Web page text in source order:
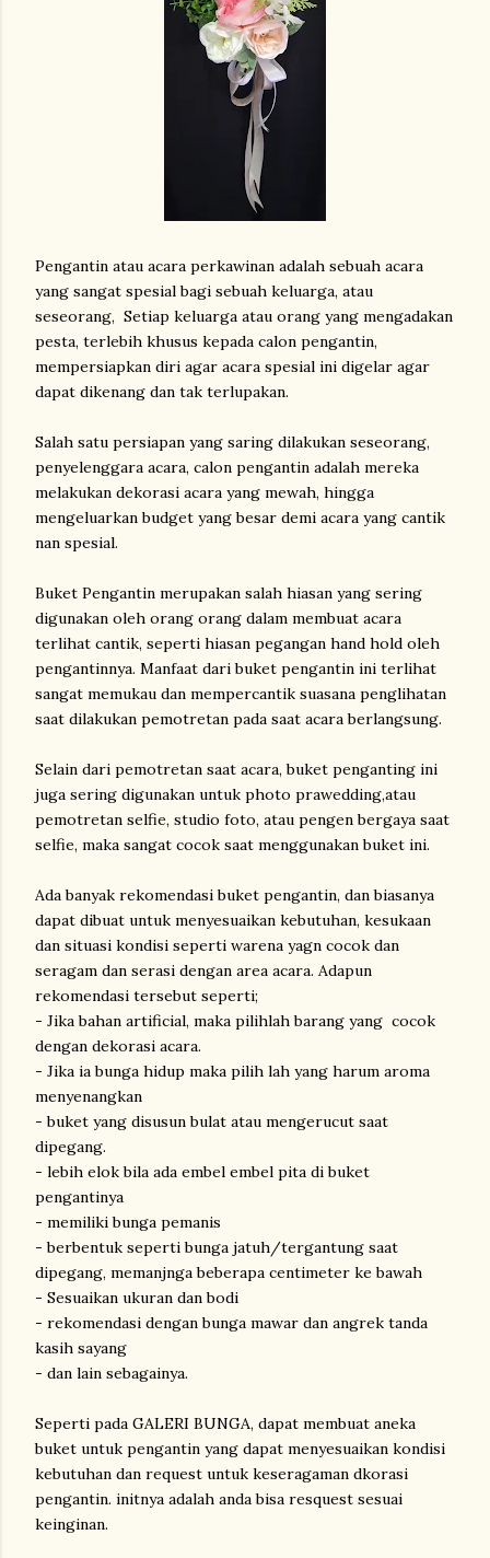
Pengantin atau acara perkawinan adalah sebuah acara
yang sangat spesial bagi sebuah keluarga, atau
seseorang, Setiap keluarga atau orang yang mengadakan
pesta, terlebih khusus kepada calon pengantin,
mempersiapkan diri agar acara spesial ini digelar agar
dapat dikenang dan tak terlupakan.
Salah satu persiapan yang saring dilakukan seseorang,
penyelenggara acara, calon pengantin adalah mereka
melakukan dekorasi acara yang mewah, hingga
mengeluarkan budget yang besar demi acara yang cantik
nan spesial.
Buket Pengantin merupakan salah hiasan yang sering
digunakan oleh orang orang dalam membuat acara
terlihat cantik, seperti hiasan pegangan hand hold oleh
pengantinnya. Manfaat dari buket pengantin ini terlihat
sangat memukau dan mempercantik suasana penglihatan
saat dilakukan pemotretan pada saat acara berlangsung.
Selain dari pemotretan saat acara, buket penganting ini
juga sering digunakan untuk photo prawedding,atau
pemotretan selfie, studio foto, atau pengen bergaya saat
selfie, maka sangat cocok saat menggunakan buket ini.
Ada banyak rekomendasi buket pengantin, dan biasanya
dapat dibuat untuk menyesuaikan kebutuhan, kesukaan
dan situasi kondisi seperti warena yagn cocok dan
seragam dan serasi dengan area acara. Adapun
rekomendasi tersebut seperti;
- Jika bahan artificial, maka pilihlah barang yang cocok
dengan dekorasi acara.
- Jika ia bunga hidup maka pilih lah yang harum aroma
menyenangkan
- buket yang disusun bulat atau mengerucut saat
dipegang.
- lebih elok bila ada embel embel pita di buket
pengantinya
- memiliki bunga pemanis
- berbentuk seperti bunga jatuh/tergantung saat
dipegang, memanjnga beberapa centimeter ke bawah
- Sesuaikan ukuran dan bodi
- rekomendasi dengan bunga mawar dan angrek tanda
kasih sayang
- dan lain sebagainya.
Seperti pada GALERI BUNGA, dapat membuat aneka
buket untuk pengantin yang dapat menyesuaikan kondisi
kebutuhan dan request untuk keseragaman dkorasi
pengantin. initnya adalah anda bisa resquest sesuai
keinginan.